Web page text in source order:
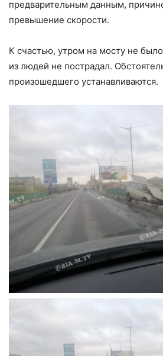
предварительным данным,
превышение скорости.
К счастью, утром на мосту не
из людей не пострадал.
произошедшего устанавливаются.